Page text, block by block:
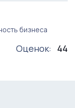
бизнеса
Оценок: 44